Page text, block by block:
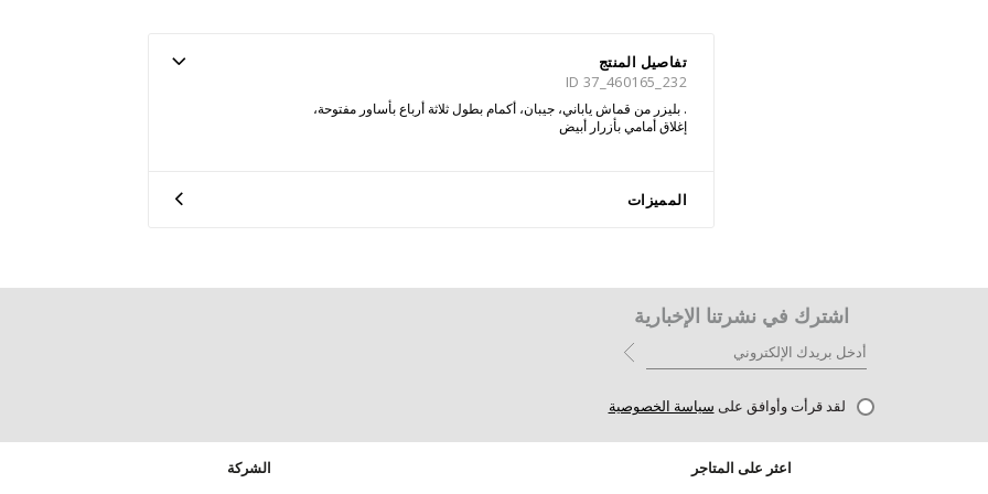
تفاصيل المنتج
ID 37_460165_232
. بليزر من قماش ياباني، جيبان، أكمام بطول ثلاثة أرباع بأساور مفتوحة،
إغلاق أمامي بأزرار أبيض
المميزات
اشترك في نشرتنا الإخبارية
لقد قرأت وأوافق على سياسة الخصوصية
اعثر على المتاجر الشركة